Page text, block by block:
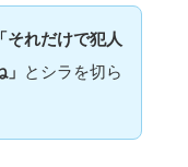
「それだけで犯人
とシラを切ら